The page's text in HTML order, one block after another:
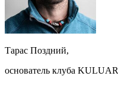
Тарас Поздний,
основатель клуба KULUAR